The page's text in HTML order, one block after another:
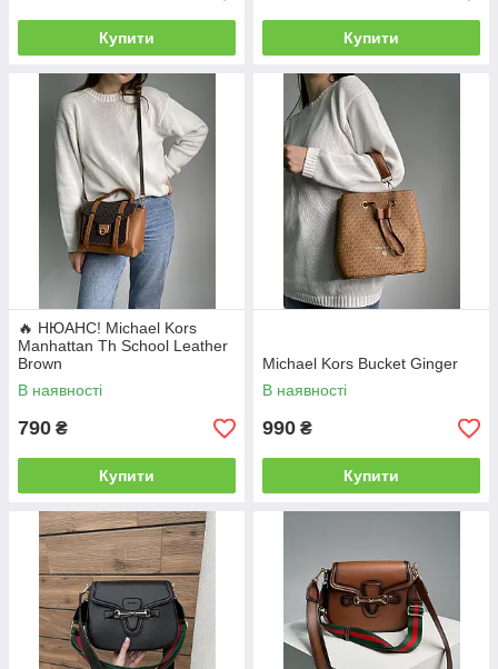
Купити Купити
🔥 НЮАНС! Michael Kors
Manhattan Th School Leather
Brown
В наявності
790 ₴
Купити
Michael Kors Bucket Ginger
В наявності
990 ₴
Купити